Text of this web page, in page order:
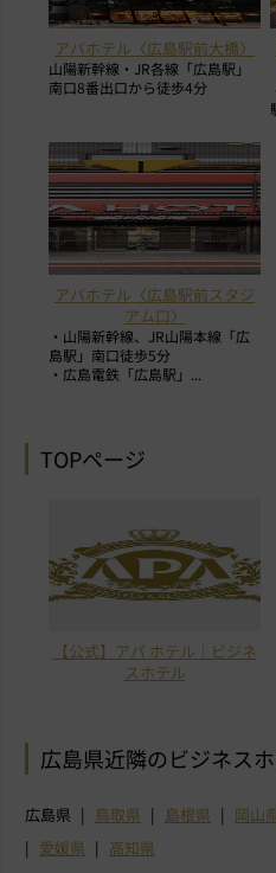
アパホテル〈広島駅前大橋〉
山陽新幹線・JR各線「広島駅」
南口8番出口から徒歩4分
アパホテル〈広島駅前スタジ
アム口〉
・山陽新幹線、JR山陽本線「広
島駅」南口徒歩5分
・広島電鉄「広島駅」...
TOPページ
【公式】アパ ホテル｜ビジネ
スホテル
広島県近隣のビジネス
広島県 鳥取県 島根県 岡山
愛媛県
高知県